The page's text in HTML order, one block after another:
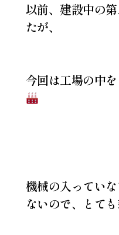
以前、建設中の
たが、
今回は工場の中
機械の入ってい
ないので、とて